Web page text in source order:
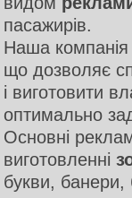
пасажирів.
Наша
що дозволяє
і виготовити
оптимально
Основні
виготовленні
букви, банери,